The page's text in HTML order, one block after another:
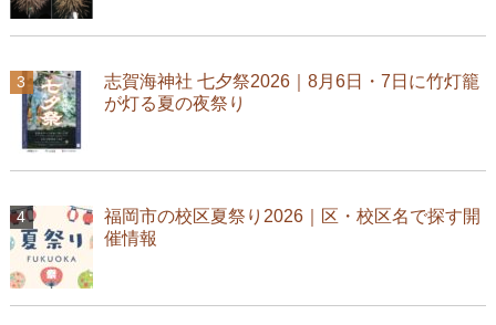
志賀海神社 七夕祭2026｜8月6日・7日に竹灯籠
が灯る夏の夜祭り
福岡市の校区夏祭り2026｜区・校区名で探す開
催情報